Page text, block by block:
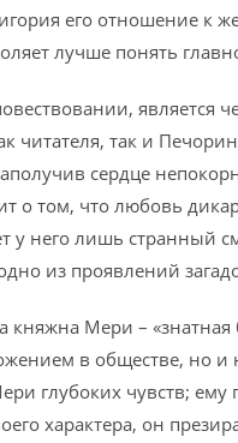
его отношение к
лучше понять
является
читателя, так и
сердце
о том, что любовь
у него лишь странный
из проявлений
Мери –
в обществе, но
глубоких чувств;
характера, он